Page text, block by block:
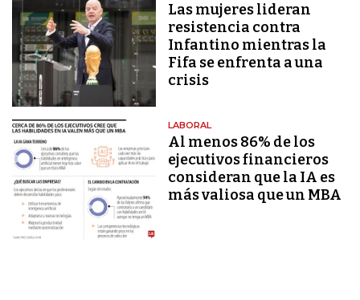
Las mujeres lideran
resistencia contra
Infantino mientras la
Fifa se enfrenta a una
crisis
LABORAL
Al menos 86% de los
ejecutivos financieros
consideran que la IA es
más valiosa que un MBA